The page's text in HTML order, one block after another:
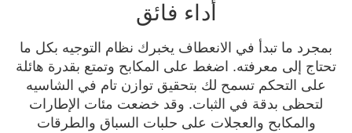
أداء فائق
بمجرد ما تبدأ في الانعطاف يخبرك نظام التوجيه بكل ما
تحتاج إلى معرفته. اضغط على المكابح وتمتع بقدرة هائلة
على التحكم تسمح لك بتحقيق توازن تام في الشاسيه
لتحظى بدقة في الثبات. وقد خضعت مئات الإطارات
والمكابح والعجلات على حلبات السباق والطرقات